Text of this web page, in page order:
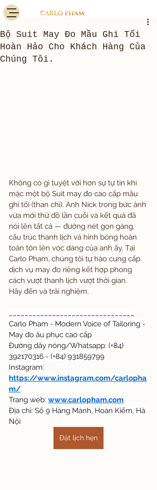
Bộ Suit May Đo Mầu Ghi Tối
Hoàn Hảo Cho Khách Hàng Của
Chúng Tôi.
Không có gì tuyệt vời hơn sự tự tin khi
mặc một bộ Suit may đo cao cấp mầu
ghi tối (than chì). Anh Nick trong bức ảnh
vừa mới thử đồ lần cuối và kết quả đã
nói lên tất cả — đường nét gọn gàng,
cấu trúc thanh lịch và hình bóng hoàn
toàn tôn lên vóc dáng của anh ấy. Tại
Carlo Pham, chúng tôi tự hào cung cấp
dịch vụ may đo riêng kết hợp phong
cách vượt thanh lịch vượt thời gian.
Hãy đến và trải nghiệm.
Carlo Pham - Modern Voice of Tailoring -
May đo âu phục cao cấp
Đường dây nóng/Whatsapp: (+84)
392170316 - (+84) 931859799
Instagram:
https://www.instagram.com/carlopha
m/
Trang web: www.carlopham.com
Địa chỉ: Số 9 Hàng Mành, Hoàn Kiếm, Hà
Nội
Đặt lịch hẹn